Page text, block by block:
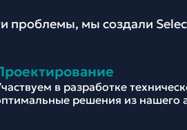
проблемы, мы создали
в разработке
решения из нашего